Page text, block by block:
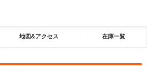
地図&アクセス 在庫一覧